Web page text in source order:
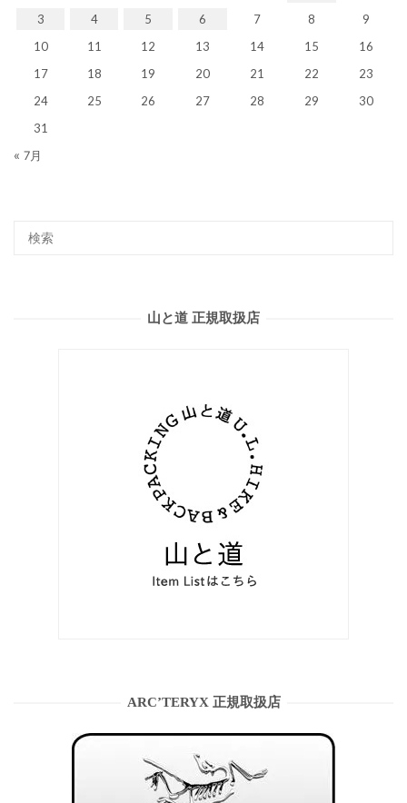
3 4 5 6 7 8
9
10
11 12 13 14 15
16
17
18 19 20 21 22
23
24
25 26 27 28 29
30
31
« 7月
山と道 正規取扱店
ARC’TERYX 正規取扱店